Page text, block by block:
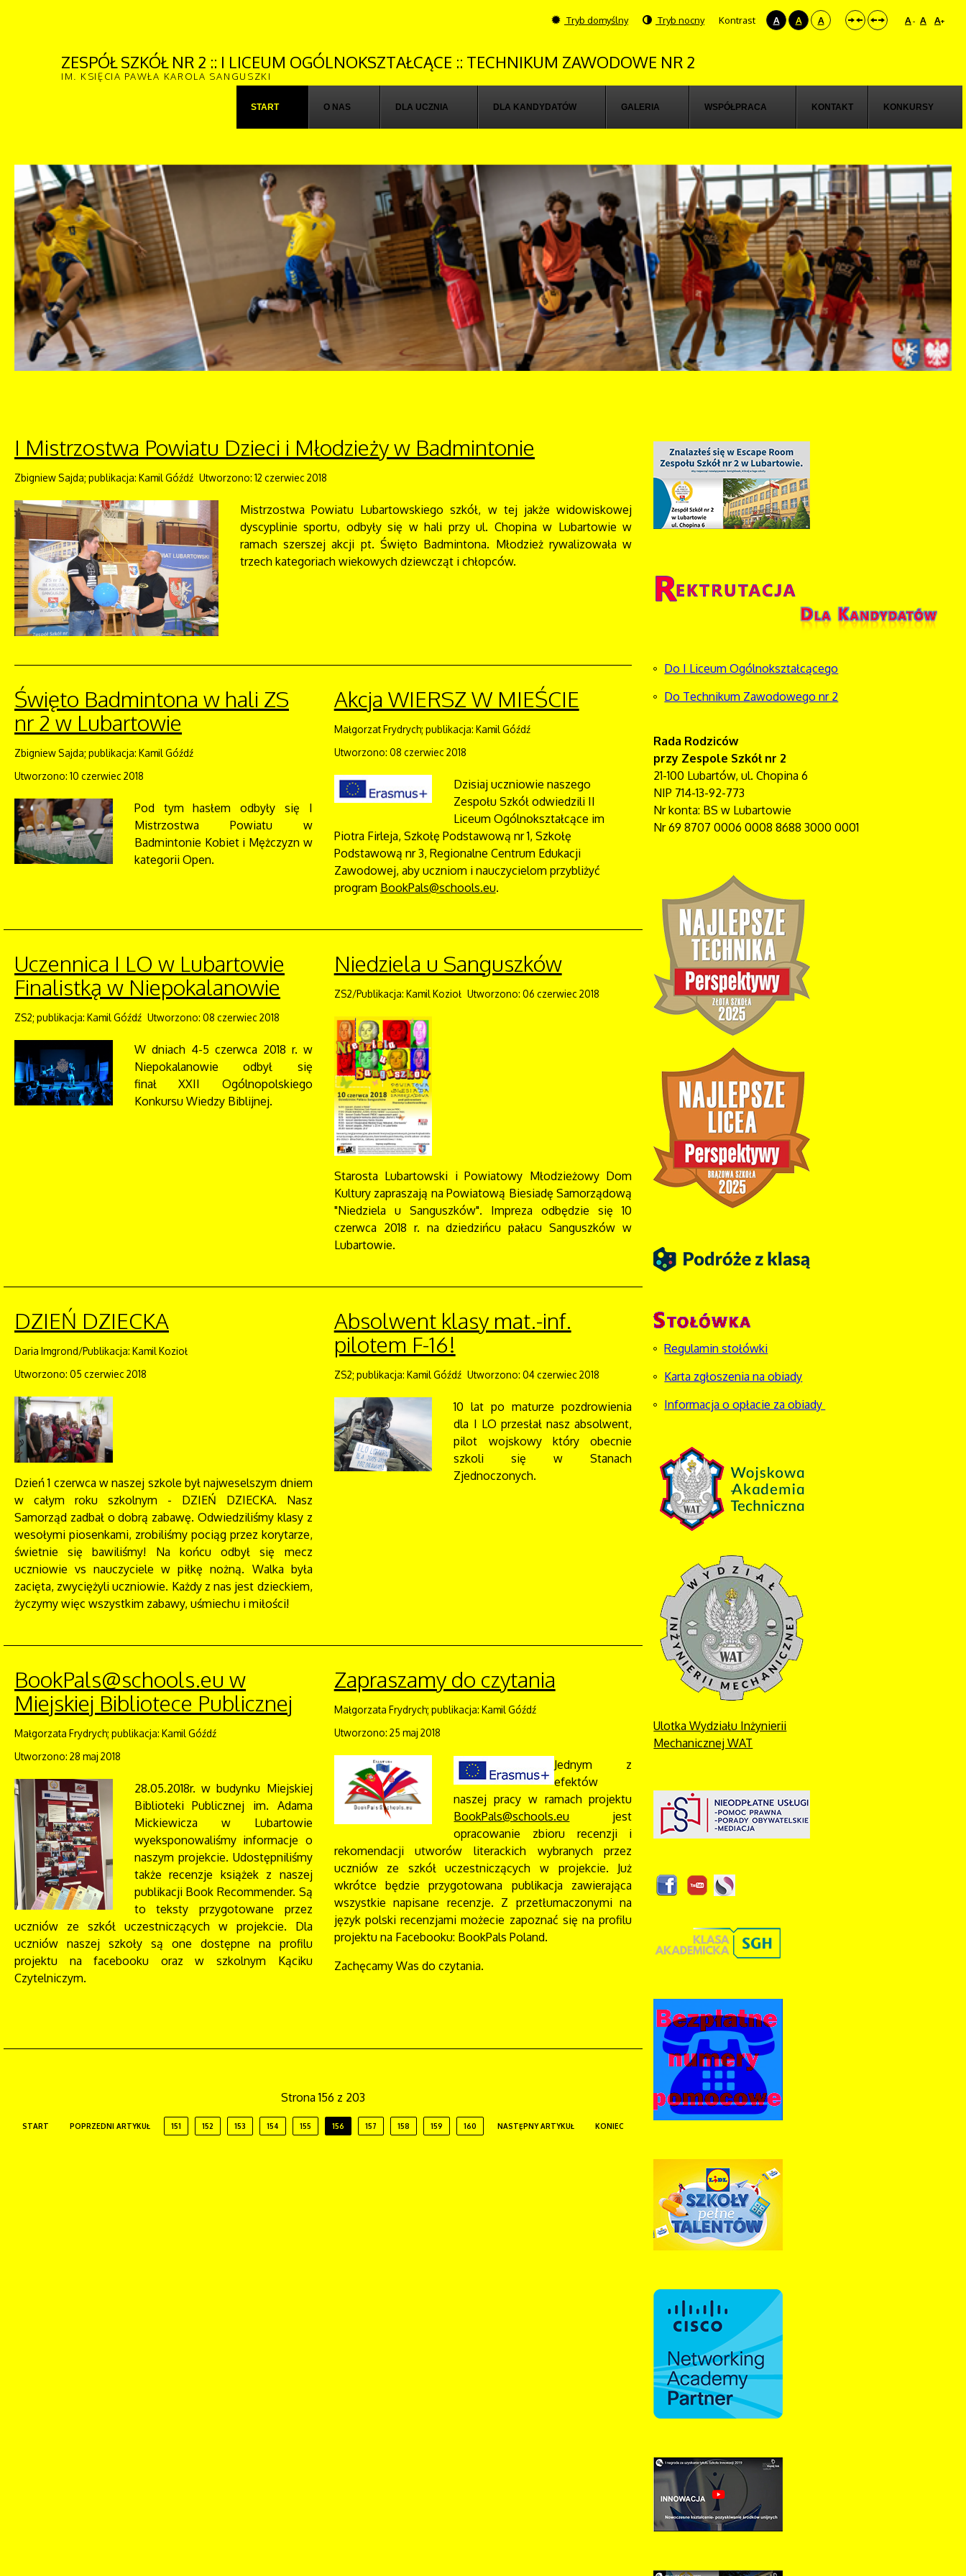
Tryb domyślny Tryb nocny Kontrast A A A A- A A+
ZESPÓŁ SZKÓŁ NR 2 :: I LICEUM OGÓLNOKSZTAŁCĄCE :: TECHNIKUM ZAWODOWE NR 2
IM. KSIĘCIA PAWŁA KAROLA SANGUSZKI
START O NAS DLA UCZNIA DLA KANDYDATÓW GALERIA WSPÓŁPRACA KONTAKT KONKURSY
I Mistrzostwa Powiatu Dzieci i Młodzieży w Badmintonie
Zbigniew Sajda; publikacja: Kamil Góźdź Utworzono: 12 czerwiec 2018
Mistrzostwa Powiatu Lubartowskiego szkół, w tej jakże widowiskowej
dyscyplinie sportu, odbyły się w hali przy ul. Chopina w Lubartowie w
ramach szerszej akcji pt. Święto Badmintona. Młodzież rywalizowała w
trzech kategoriach wiekowych dziewcząt i chłopców.
Święto Badmintona w hali ZS
nr 2 w Lubartowie
Zbigniew Sajda; publikacja: Kamil Góźdź
Utworzono: 10 czerwiec 2018
Pod tym hasłem odbyły się I
Mistrzostwa Powiatu w
Badmintonie Kobiet i Mężczyzn w
kategorii Open.
Akcja WIERSZ W MIEŚCIE
Małgorzat Frydrych; publikacja: Kamil Góźdź
Utworzono: 08 czerwiec 2018
Dzisiaj uczniowie naszego
Zespołu Szkół odwiedzili II
Liceum Ogólnokształcące im
Piotra Firleja, Szkołę Podstawową nr 1, Szkołę
Podstawową nr 3, Regionalne Centrum Edukacji
Zawodowej, aby uczniom i nauczycielom przybliżyć
program BookPals@schools.eu.
Uczennica I LO w Lubartowie
Finalistką w Niepokalanowie
ZS2; publikacja: Kamil Góźdź Utworzono: 08 czerwiec 2018
W dniach 4-5 czerwca 2018 r. w
Niepokalanowie odbył się
finał XXII Ogólnopolskiego
Konkursu Wiedzy Biblijnej.
Niedziela u Sanguszków
ZS2/Publikacja: Kamil Kozioł Utworzono: 06 czerwiec 2018
Starosta Lubartowski i Powiatowy Młodzieżowy Dom
Kultury zapraszają na Powiatową Biesiadę Samorządową
"Niedziela u Sanguszków". Impreza odbędzie się 10
czerwca 2018 r. na dziedzińcu pałacu Sanguszków w
Lubartowie.
DZIEŃ DZIECKA
Daria Imgrond/Publikacja: Kamil Kozioł
Utworzono: 05 czerwiec 2018
Dzień 1 czerwca w naszej szkole był najweselszym dniem
w całym roku szkolnym - DZIEŃ DZIECKA. Nasz
Samorząd zadbał o dobrą zabawę. Odwiedziliśmy klasy z
wesołymi piosenkami, zrobiliśmy pociąg przez korytarze,
świetnie się bawiliśmy! Na końcu odbył się mecz
uczniowie vs nauczyciele w piłkę nożną. Walka była
zacięta, zwyciężyli uczniowie. Każdy z nas jest dzieckiem,
życzymy więc wszystkim zabawy, uśmiechu i miłości!
Absolwent klasy mat.-inf.
pilotem F-16!
ZS2; publikacja: Kamil Góźdź Utworzono: 04 czerwiec 2018
10 lat po maturze pozdrowienia
dla I LO przesłał nasz absolwent,
pilot wojskowy który obecnie
szkoli się w Stanach
Zjednoczonych.
BookPals@schools.eu w
Miejskiej Bibliotece Publicznej
Małgorzata Frydrych; publikacja: Kamil Góźdź
Utworzono: 28 maj 2018
28.05.2018r. w budynku Miejskiej
Biblioteki Publicznej im. Adama
Mickiewicza w Lubartowie
wyeksponowaliśmy informacje o
naszym projekcie. Udostępniliśmy
także recenzje książek z naszej
publikacji Book Recommender. Są
to teksty przygotowane przez
uczniów ze szkół uczestniczących w projekcie. Dla
uczniów naszej szkoły są one dostępne na profilu
projektu na facebooku oraz w szkolnym Kąciku
Czytelniczym.
Zapraszamy do czytania
Małgorzata Frydrych; publikacja: Kamil Góźdź
Utworzono: 25 maj 2018
Jednym z
efektów
naszej pracy w ramach projektu
BookPals@schools.eu jest
opracowanie zbioru recenzji i
rekomendacji utworów literackich wybranych przez
uczniów ze szkół uczestniczących w projekcie. Już
wkrótce będzie przygotowana publikacja zawierająca
wszystkie napisane recenzje. Z przetłumaczonymi na
język polski recenzjami możecie zapoznać się na profilu
projektu na Facebooku: BookPals Poland.
Zachęcamy Was do czytania.
Strona 156 z 203
START POPRZEDNI ARTYKUŁ 151 152 153 154 155 156 157 158 159 160 NASTĘPNY ARTYKUŁ KONIEC
Do I Liceum Ogólnokształcącego
Do Technikum Zawodowego nr 2
Rada Rodziców
przy Zespole Szkół nr 2
21-100 Lubartów, ul. Chopina 6
NIP 714-13-92-773
Nr konta: BS w Lubartowie
Nr 69 8707 0006 0008 8688 3000 0001
Regulamin stołówki
Karta zgłoszenia na obiady
Informacja o opłacie za obiady
Ulotka Wydziału Inżynierii
Mechanicznej WAT